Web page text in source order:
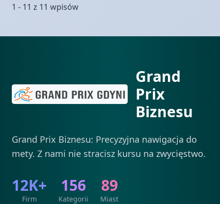
1 - 11 z 11 wpisów
Grand
Prix
Biznesu
Grand Prix Biznesu: Precyzyjna nawigacja do
mety. Z nami nie stracisz kursu na zwycięstwo.
12K+
Firm
156
Kategorii
89
Miast